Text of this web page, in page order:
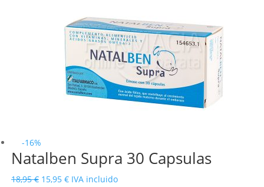
22,95 €.20,76 €.
-16%
Natalben Supra 30 Capsulas
18,95€ El
15,95 €ElIVA incluido